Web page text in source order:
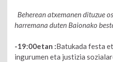
Beherean atxemanen dituzue
harremana duten Baionako
-19:00etan :Batukada festa
ingurumen eta justizia